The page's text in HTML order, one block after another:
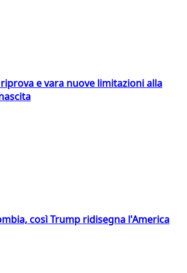
e vara nuove limitazioni alla
così Trump ridisegna l'America